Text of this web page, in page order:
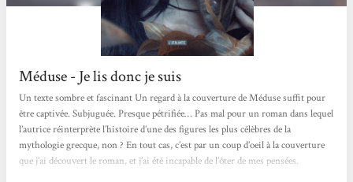
Méduse - Je lis donc je suis
Un texte sombre et fascinant Un regard à la couverture de Méduse suffit pour
être captivée. Subjuguée. Presque pétrifiée… Pas mal pour un roman dans lequel
l’autrice réinterprète l’histoire d’une des figures les plus célèbres de la
mythologie grecque, non ? En tout cas, c’est par un coup d’oeil à la couverture
que j’ai découvert le roman, et j’ai été incapable de l’ôter de mes pensées.